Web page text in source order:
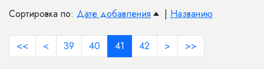
Сортировка по: Дате добавления | Названию
<< < 39 40 41 42 > >>